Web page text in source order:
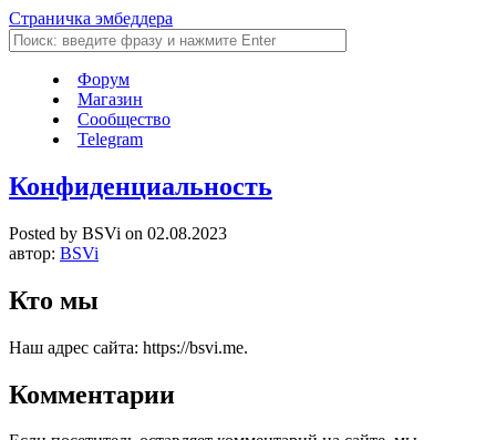
Страничка эмбеддера
Форум
Магазин
Сообщество
Telegram
Конфиденциальность
Posted by BSVi on 02.08.2023
автор: BSVi
Кто мы
Наш адрес сайта: https://bsvi.me.
Комментарии